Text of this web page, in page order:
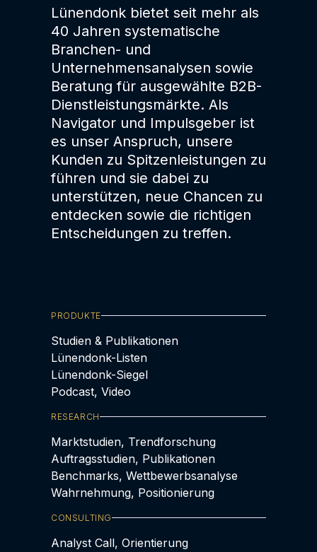
Lünendonk bietet seit mehr als
40 Jahren systematische
Branchen- und
Unternehmensanalysen sowie
Beratung für ausgewählte B2B-
Dienstleistungsmärkte. Als
Navigator und Impulsgeber ist
es unser Anspruch, unsere
Kunden zu Spitzenleistungen zu
führen und sie dabei zu
unterstützen, neue Chancen zu
entdecken sowie die richtigen
Entscheidungen zu treffen.
PRODUKTE
Studien & Publikationen
Lünendonk-Listen
Lünendonk-Siegel
Podcast, Video
RESEARCH
Marktstudien, Trendforschung
Auftragsstudien, Publikationen
Benchmarks, Wettbewerbsanalyse
Wahrnehmung, Positionierung
CONSULTING
Analyst Call, Orientierung